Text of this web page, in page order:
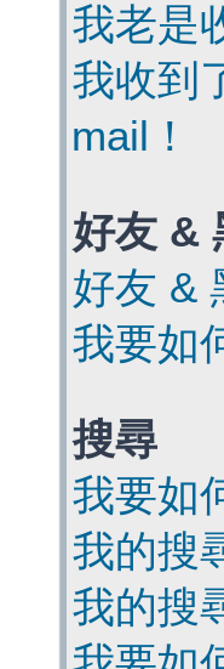
我老是
我收到
mail！
好友 &
好友 &
我要如
搜尋
我要如
我的搜
我的搜